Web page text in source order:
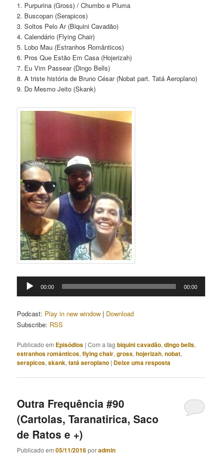
1. Purpurina (Gross) / Chumbo e Pluma
2. Buscopan (Serapicos)
3. Soltos Pelo Ar (Biquini Cavadão)
4. Calendário (Flying Chair)
5. Lobo Mau (Estranhos Românticos)
6. Pros Que Estão Em Casa (Hojerizah)
7. Eu Vim Passear (Dingo Bells)
8. A triste história de Bruno César (Nobat part. Tatá Aeroplano)
9. Do Mesmo Jeito (Skank)
Tocador
00:00 00:00
Podcast: Play in new window | Download
Subscribe: RSS
Publicado em Episódios |Com a tagbiquini cavadão,dingo bells,
estranhos românticos,flying chair,gross,hojerizah,nobat,
serapicos,skank,tatá aeroplano | Deixe uma resposta
Outra Frequência #90
(Cartolas, Taranatirica, Saco
de Ratos e +)
Publicado em05/11/2016poradmin